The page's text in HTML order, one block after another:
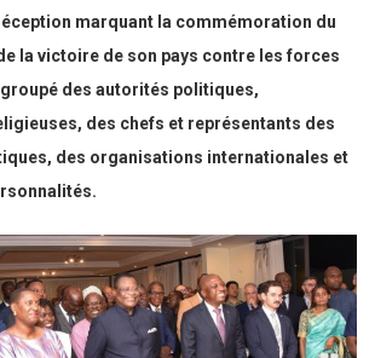
marquant la commémoration du
la victoire de son pays contre les forces
des autorités politiques,
des chefs et représentants des
des organisations internationales et